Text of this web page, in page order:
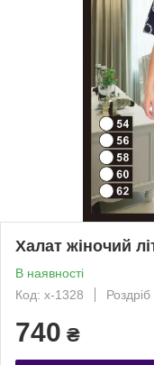
Халат жіночий
В наявності
Код: х-1328
Роздріб
740 ₴